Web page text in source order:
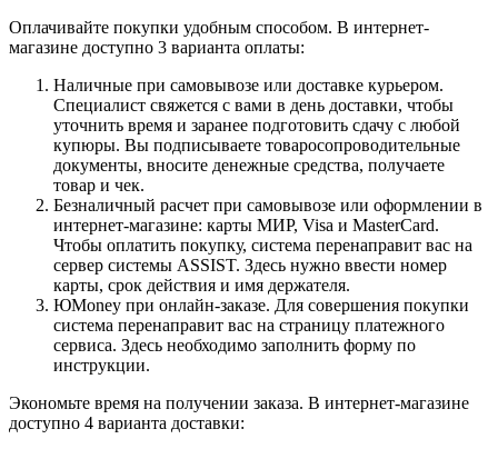
Оплачивайте покупки удобным способом. В интернет-
магазине доступно 3 варианта оплаты:
Наличные при самовывозе или доставке курьером.
Специалист свяжется с вами в день доставки, чтобы
уточнить время и заранее подготовить сдачу с любой
купюры. Вы подписываете товаросопроводительные
документы, вносите денежные средства, получаете
товар и чек.
Безналичный расчет при самовывозе или оформлении в
интернет-магазине: карты МИР, Visa и MasterCard.
Чтобы оплатить покупку, система перенаправит вас на
сервер системы ASSIST. Здесь нужно ввести номер
карты, срок действия и имя держателя.
ЮMoney при онлайн-заказе. Для совершения покупки
система перенаправит вас на страницу платежного
сервиса. Здесь необходимо заполнить форму по
инструкции.
Экономьте время на получении заказа. В интернет-магазине
доступно 4 варианта доставки: